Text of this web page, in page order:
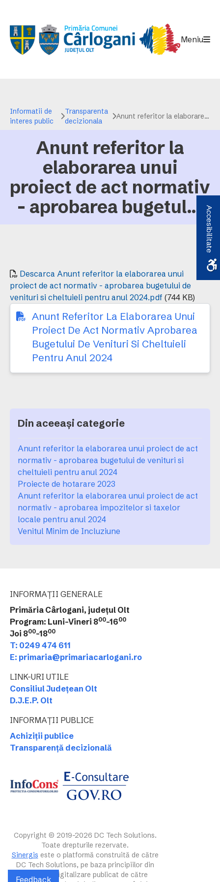
Meniu
Informatii de
interes public
Transparenta
decizionala
Anunt referitor la elaborarea unui proiect de act normativ - aprobarea bugetului de venituri si cheltuieli pentru anul 2024
Anunt referitor la
elaborarea unui
proiect de act normativ
- aprobarea bugetului
de venituri si cheltuieli
Descarca Anunt referitor la elaborarea unui
proiect de act normativ - aprobarea bugetului de
venituri si cheltuieli pentru anul 2024.pdf (744 KB)
Anunt Referitor La Elaborarea Unui
Proiect De Act Normativ Aprobarea
Bugetului De Venituri Si Cheltuieli
Pentru Anul 2024
Din aceeași categorie
Anunt referitor la elaborarea unui proiect de act
normativ - aprobarea bugetului de venituri si
cheltuieli pentru anul 2024
Proiecte de hotarare 2023
Anunt referitor la elaborarea unui proiect de act
normativ - aprobarea impozitelor si taxelor
locale pentru anul 2024
Venitul Minim de Incluziune
INFORMAȚII GENERALE
Primăria Cârlogani, județul Olt
Program: Luni-Vineri 800-1600
Joi 800-1800
T: 0249 474 611
E: primaria@primariacarlogani.ro
LINK-URI UTILE
Consiliul Județean Olt
D.J.E.P. Olt
INFORMAȚII PUBLICE
Achiziții publice
Transparență decizională
Copyright © 2019-2026 DC Tech Solutions.
Toate drepturile rezervate.
Sinergis este o platformă construită de către
DC Tech Solutions, pe baza principiilor din
ghidul de digitalizare publicat de către
Feedback
Accesibilitate